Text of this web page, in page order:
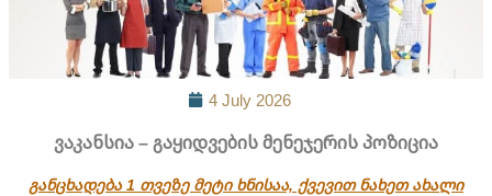
4 July 2026
ვაკანსია – გაყიდვების მენეჯერის პოზიცია
განცხადება 1 თვეზე მეტი ხნისაა, ქვევით ნახეთ ახალი